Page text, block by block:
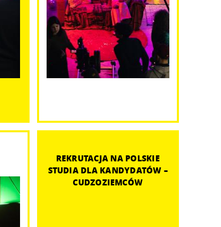
REKRUTACJA NA POLSKIE
STUDIA DLA KANDYDATÓW –
CUDZOZIEMCÓW